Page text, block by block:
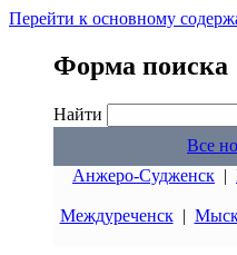
Перейти к основному
Форма поиска
Найти
Все
Анжеро-Судженск |
Междуреченск|